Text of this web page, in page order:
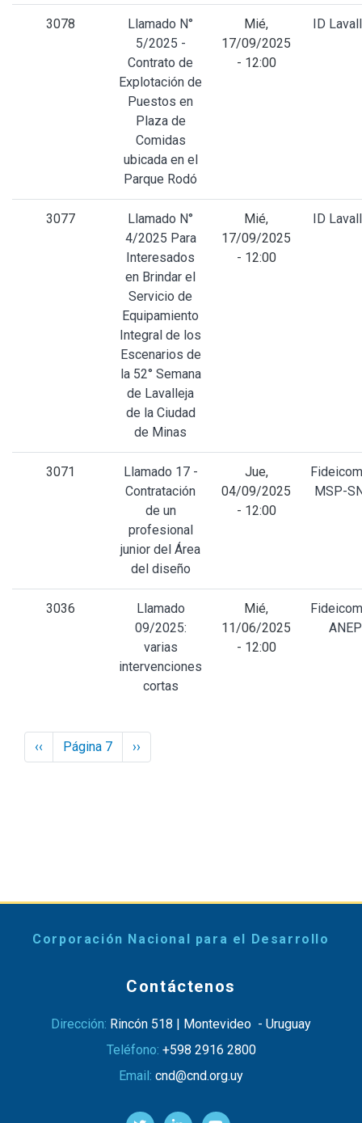
3078
Llamado N°
5/2025 -
Contrato de
Explotación de
Puestos en
Plaza de
Comidas
ubicada en el
Parque Rodó
Mié,
17/09/2025
- 12:00
ID
3077
Llamado N°
4/2025 Para
Interesados
en Brindar el
Servicio de
Equipamiento
Integral de los
Escenarios de
la 52° Semana
de Lavalleja
de la Ciudad
de Minas
Mié,
17/09/2025
- 12:00
ID
3071
Llamado 17 -
Contratación
de un
profesional
junior del Área
del diseño
Jue,
04/09/2025
- 12:00
MSP-
3036
Llamado
09/2025:
varias
intervenciones
cortas
Mié,
11/06/2025
- 12:00
ANEP
Paginación
Previous
page
‹‹ Página 7
Next
page
››
Corporación Nacional para el Desarrollo
Contáctenos
Dirección: Rincón 518 | Montevideo - Uruguay
Teléfono: +598 2916 2800
Email: cnd@cnd.org.uy